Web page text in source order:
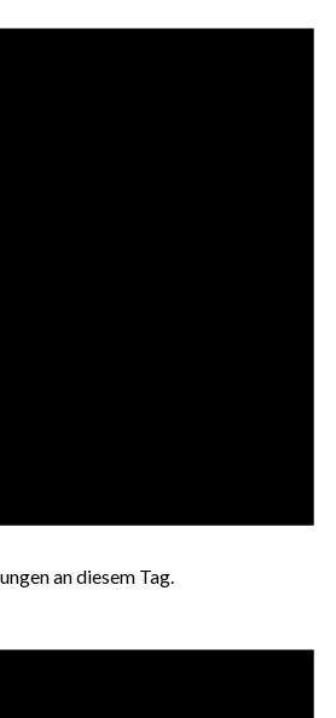
an diesem Tag.